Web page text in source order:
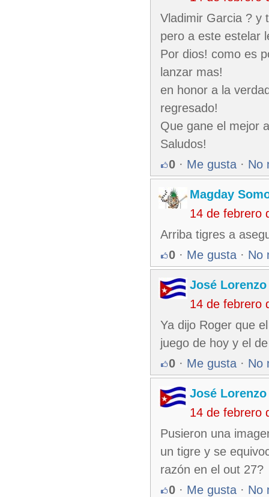
Vladimir Garcia ? y
pero a este estelar
Por dios! como es
lanzar mas!
en honor a la
regresado!
Que gane el mejor
Saludos!
0 · Me gusta · No
Magday
14 de febrero
Arriba tigres a
0 · Me gusta · No
José
14 de febrero
Ya dijo Roger que
juego de hoy y el
0 · Me gusta · No
José
14 de febrero
Pusieron una
un tigre y se
razón en el out 27?
0 · Me gusta · No